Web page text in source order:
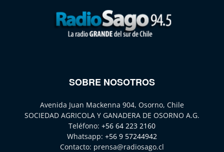
SOBRE NOSOTROS
Avenida Juan Mackenna 904, Osorno, Chile
SOCIEDAD AGRICOLA Y GANADERA DE OSORNO A.G.
Teléfono: +56 64 223 2160
Whatsapp: +56 9 57244942
Contacto: prensa@radiosago.cl